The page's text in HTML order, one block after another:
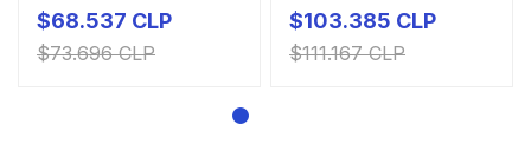
$68.537 CLP
$73.696 CLP
$103.385 CLP
$111.167 CLP